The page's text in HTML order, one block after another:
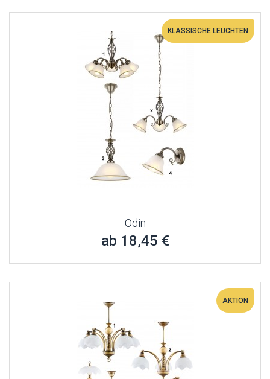
KLASSISCHE LEUCHTEN
Odin
ab 18,45 €
AKTION